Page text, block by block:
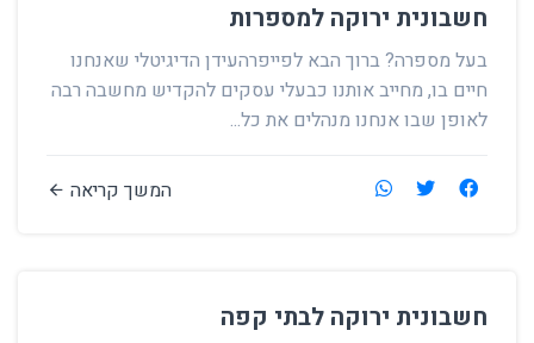
חשבונית ירוקה למספרות
בעל מספרה? ברוך הבא לפייפרהעידן הדיגיטלי שאנחנו
חיים בו, מחייב אותנו כבעלי עסקים להקדיש מחשבה רבה
לאופן שבו אנחנו מנהלים את כל...
המשך קריאה
חשבונית ירוקה לבתי קפה